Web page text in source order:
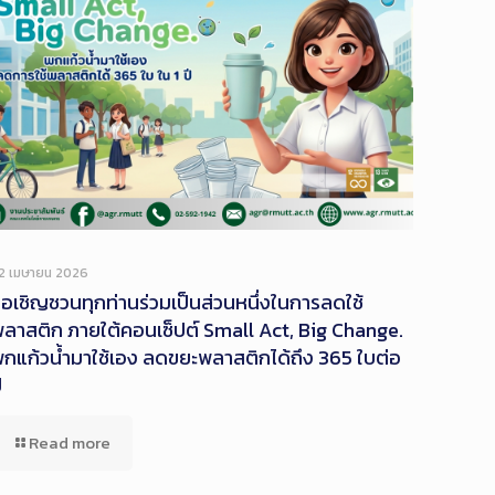
เมษายน 2026
เชิญชวนทุกท่านร่วมเป็นส่วนหนึ่งในการลดใช้
าสติก ภายใต้คอนเซ็ปต์ Small Act, Big Change.
แก้วน้ำมาใช้เอง ลดขยะพลาสติกได้ถึง 365 ใบต่อ
Read more